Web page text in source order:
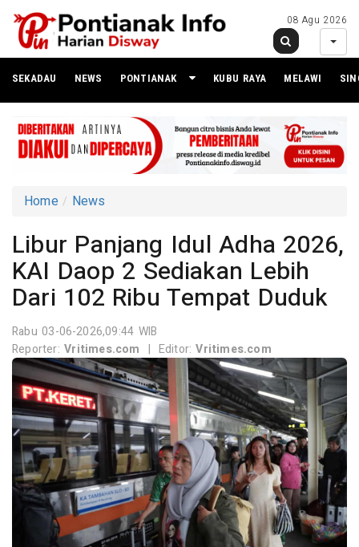
08 Agu 2026
SEKADAU NEWS PONTIANAK KUBU RAYA MELAWI
Home News
Libur Panjang Idul Adha 2026,
KAI Daop 2 Sediakan Lebih
Dari 102 Ribu Tempat Duduk
Rabu 03-06-2026,09:44 WIB
Reporter:Vritimes.com | Editor:Vritimes.com